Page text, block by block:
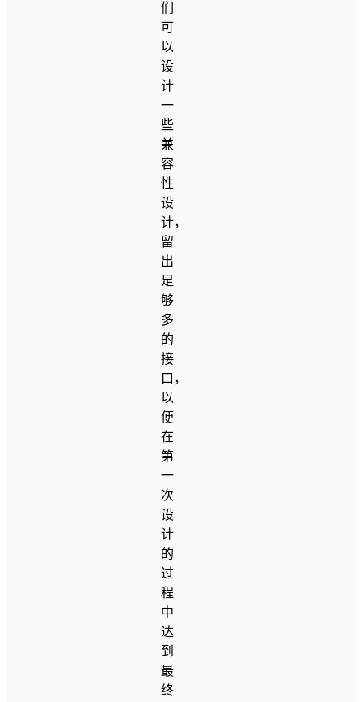
们
可
以
设
计
一
些
兼
容
性
设
计，
留
出
足
够
多
的
接
口，
以
便
在
第
一
次
设
计
的
过
程
中
达
到
最
终